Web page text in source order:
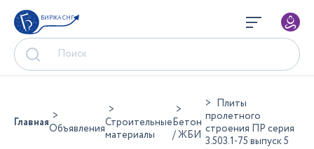
БИРЖА СНГ
ГлавнаяОбъявленияСтроительные
материалы
Бетон
/ ЖБИ
Плиты
пролетного
строения ПР серия
3.503.1-75 выпуск 5